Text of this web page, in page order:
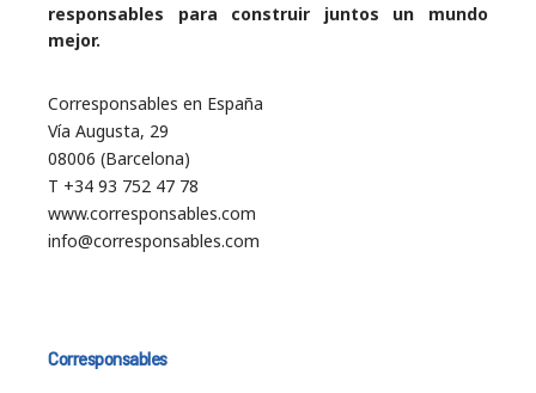
responsables para construir juntos un mundo
mejor.
Corresponsables en España
Vía Augusta, 29
08006 (Barcelona)
T +34 93 752 47 78
www.corresponsables.com
info@corresponsables.com
Corresponsables